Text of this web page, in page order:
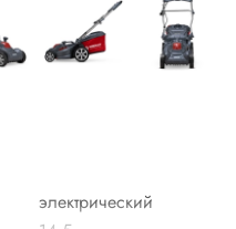
электрический